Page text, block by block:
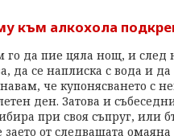
към алкохола
го да пие цяла нощ, и след
да се наплиска с вода и
че купонясването с
ден. Затова и
при своя съпруг, или
от следващата